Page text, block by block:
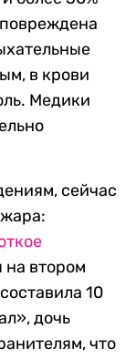
в крови
Медики
сейчас
на втором
10
дочь
что